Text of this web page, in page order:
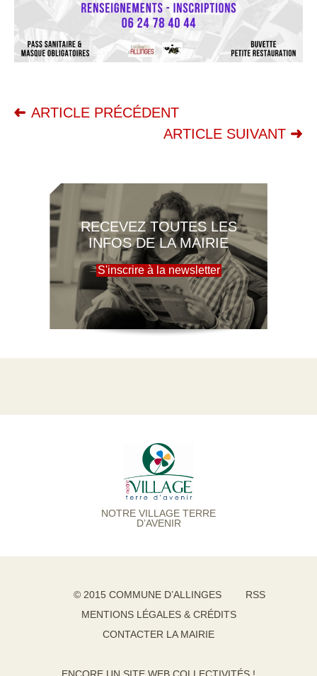
ARTICLE PRÉCÉDENT
ARTICLE SUIVANT
RECEVEZ TOUTES LES
INFOS DE LA MAIRIE
S'inscrire à la newsletter
NOTRE VILLAGE TERRE
D’AVENIR
© 2015 COMMUNE D’ALLINGES
RSS
MENTIONS LÉGALES & CRÉDITS
CONTACTER LA MAIRIE